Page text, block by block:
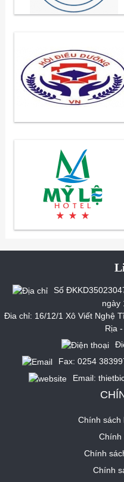
Số
ngày
Đia chỉ: 16/12/1 Xô Viết Nghệ
Rịa
Fax: 0254
Email:
Chính sách
Chính
Chính
Chính